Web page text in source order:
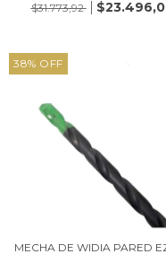
$31.773,92
38% OFF
MECHA DE WIDIA PARED